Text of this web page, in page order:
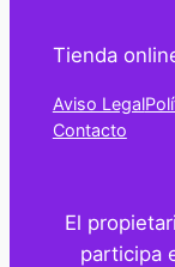
Tienda
Aviso Legal
Contacto
El
participa